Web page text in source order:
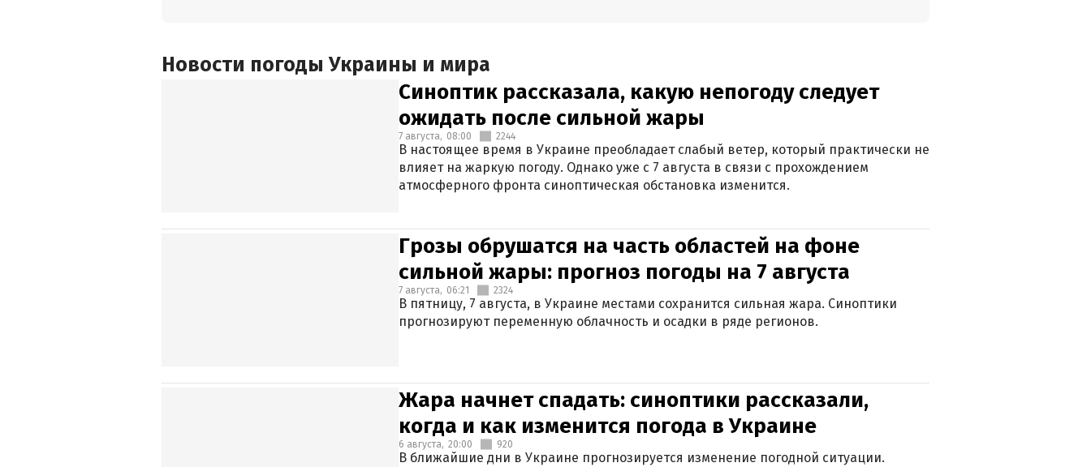
Новости погоды Украины и мира
Синоптик рассказала, какую непогоду следует
ожидать после сильной жары
7 августа, 08:00 2244
В настоящее время в Украине преобладает слабый ветер, который практически не
влияет на жаркую погоду. Однако уже с 7 августа в связи с прохождением
атмосферного фронта синоптическая обстановка изменится.
Грозы обрушатся на часть областей на фоне
сильной жары: прогноз погоды на 7 августа
7 августа, 06:21 2324
В пятницу, 7 августа, в Украине местами сохранится сильная жара. Синоптики
прогнозируют переменную облачность и осадки в ряде регионов.
Жара начнет спадать: синоптики рассказали,
когда и как изменится погода в Украине
6 августа, 20:00 920
В ближайшие дни в Украине прогнозируется изменение погодной ситуации.